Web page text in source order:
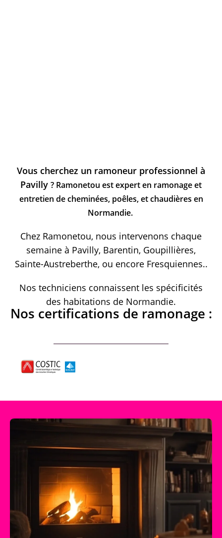
Vous cherchez un ramoneur professionnel à
Pavilly ? Ramonetou est expert en ramonage et
entretien de cheminées, poêles, et chaudières en
Normandie.
Chez Ramonetou, nous intervenons chaque
semaine à Pavilly, Barentin, Goupillières,
Sainte-Austreberthe, ou encore Fresquiennes..
Nos techniciens connaissent les spécificités
des habitations de Normandie.
Nos certifications de ramonage :